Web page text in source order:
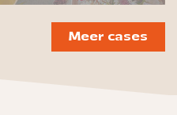
Meer cases